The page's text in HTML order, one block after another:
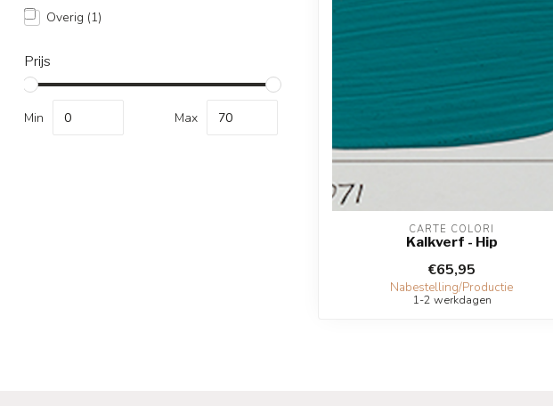
Overig (1)
Prijs
Min Max
CARTE COLORI
Kalkverf - Hip
€65,95
Nabestelling/Productie
1-2 werkdagen